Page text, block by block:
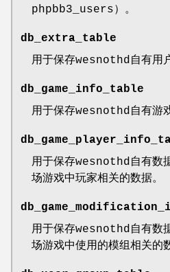
phpbb3_users）。
db_extra_table
用于保存wesnothd自有用
db_game_info_table
用于保存wesnothd自有游
用于保存wesnothd自有数
场游戏中玩家相关的数据。
用于保存wesnothd自有数
场游戏中使用的模组相关的